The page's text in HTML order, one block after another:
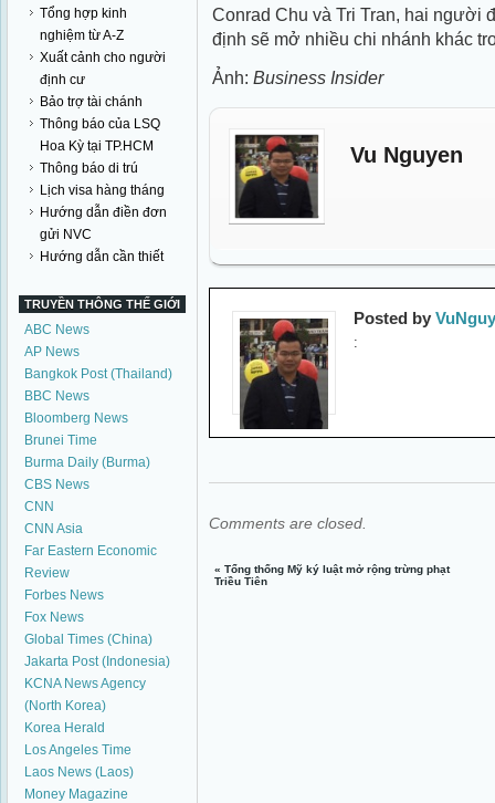
Tổng hợp kinh
nghiệm từ A-Z
Xuất cảnh cho người
định cư
Bảo trợ tài chánh
Thông báo của LSQ
Hoa Kỳ tại TP.HCM
Thông báo di trú
Lịch visa hàng tháng
Hướng dẫn điền đơn
gửi NVC
Hướng dẫn cần thiết
TRUYỀN THÔNG THẾ GIỚI
ABC News
AP News
Bangkok Post (Thailand)
BBC News
Bloomberg News
Brunei Time
Burma Daily (Burma)
CBS News
CNN
CNN Asia
Far Eastern Economic
Review
Forbes News
Fox News
Global Times (China)
Jakarta Post (Indonesia)
KCNA News Agency
(North Korea)
Korea Herald
Los Angeles Time
Laos News (Laos)
Money Magazine
Conrad Chu và Tri Tran, hai người
định sẽ mở nhiều chi nhánh khác
Ảnh: Business Insider
Vu Nguyen
Posted by
:
Comments are closed.
«Tổng thống Mỹ ký luật mở rộng trừng phạt
Triều Tiên